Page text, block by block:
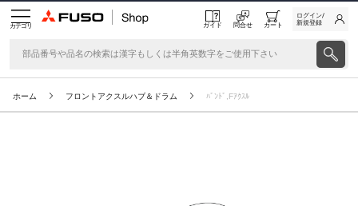
カテゴリ ガイド 問合せ カート
ログイン/
新規登録
ホーム フロントアクスルハブ＆ドラム ﾊﾞﾝﾄﾞ,Fｱｸｽﾙ